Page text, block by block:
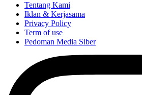
Tentang Kami
Iklan & Kerjasama
Privacy Policy
Term of use
Pedoman Media Siber